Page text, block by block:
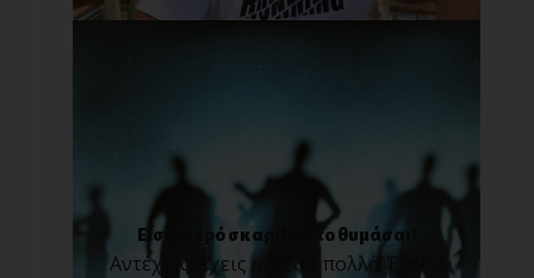
Είσαι γερό σκαρί! Να το θυμάσαι!
Αντέχεις, έχεις αντέξει πολλά! Έχε[...]